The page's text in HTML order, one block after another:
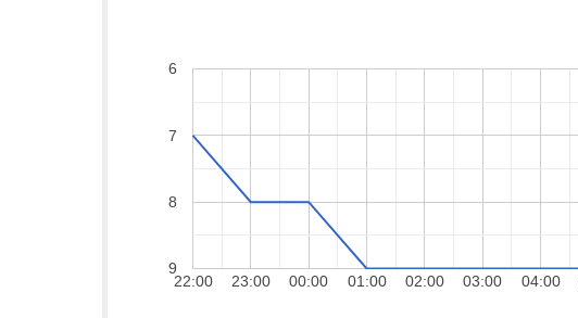
22:00 23:00 00:00 01:00 02:00 03:00 04:00
6
7
8
9